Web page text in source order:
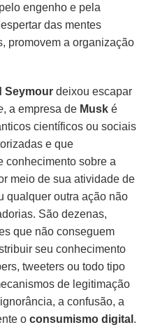
engenho e pela
das mentes
promovem a organização
Seymour deixou escapar
, a empresa de Musk é
científicos ou sociais
e que
conhecimento sobre a
meio de sua atividade de
qualquer outra ação não
São dezenas,
que não conseguem
seu conhecimento
tweeters ou todo tipo
de legitimação
a confusão, a
oconsumismo digital .